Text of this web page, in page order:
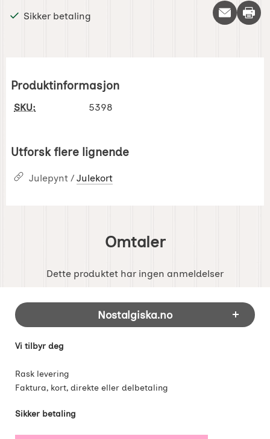
Sikker betaling Skriv
Produktinformasjon
SKU: 5398
Utforsk flere lignende
Julepynt / Julekort
Omtaler
Dette produktet har ingen anmeldelser
Footer-innhold Blandet informasjon og
Nostalgiska.no
Vi tilbyr deg
Rask levering
Faktura, kort, direkte eller delbetaling
Sikker betaling